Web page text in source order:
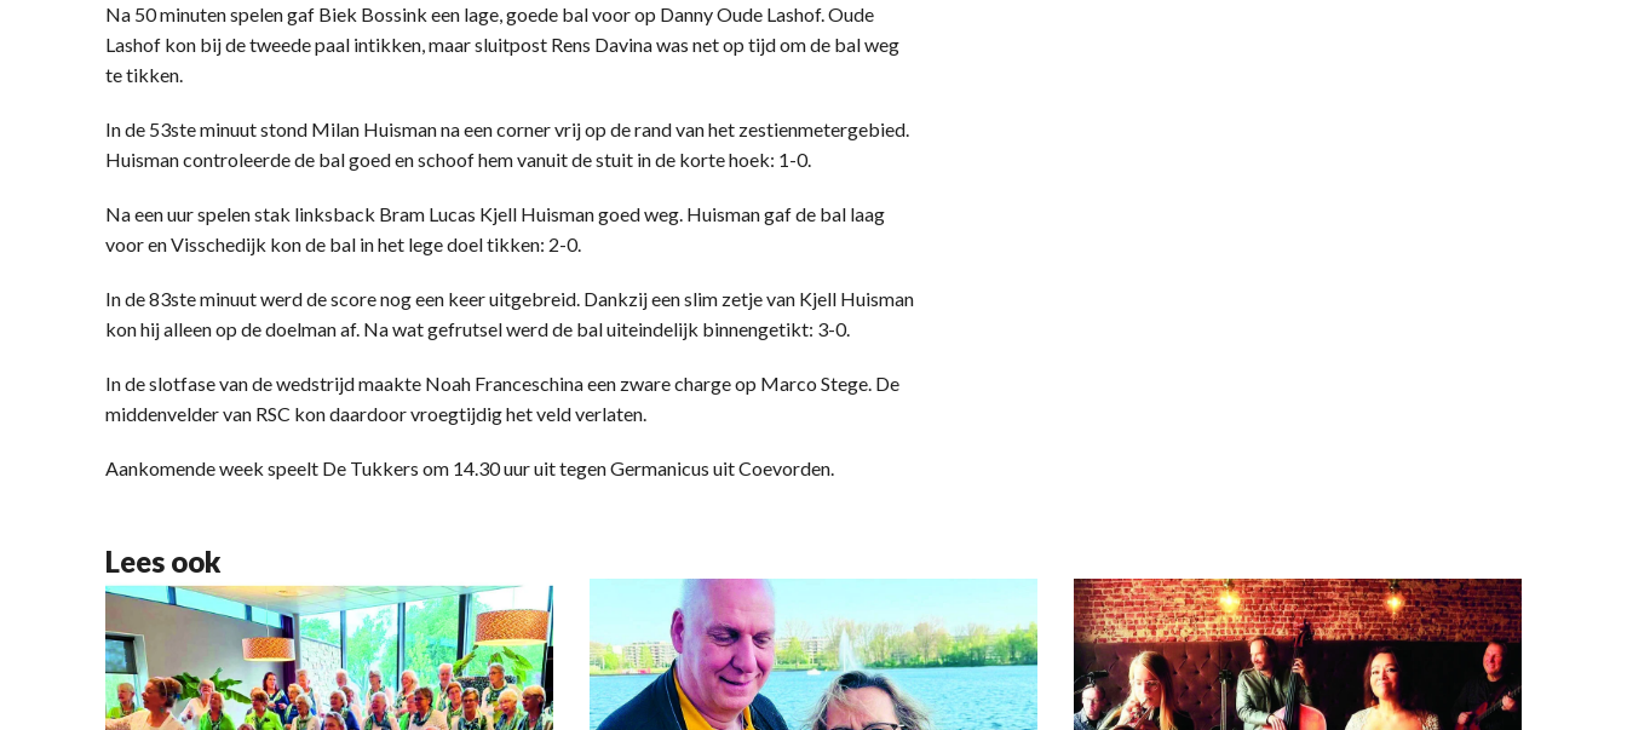
Na 50 minuten spelen gaf Biek Bossink een lage, goede bal voor op Danny Oude Lashof. Oude
Lashof kon bij de tweede paal intikken, maar sluitpost Rens Davina was net op tijd om de bal weg
te tikken.
In de 53ste minuut stond Milan Huisman na een corner vrij op de rand van het zestienmetergebied.
Huisman controleerde de bal goed en schoof hem vanuit de stuit in de korte hoek: 1-0.
Na een uur spelen stak linksback Bram Lucas Kjell Huisman goed weg. Huisman gaf de bal laag
voor en Visschedijk kon de bal in het lege doel tikken: 2-0.
In de 83ste minuut werd de score nog een keer uitgebreid. Dankzij een slim zetje van Kjell Huisman
kon hij alleen op de doelman af. Na wat gefrutsel werd de bal uiteindelijk binnengetikt: 3-0.
In de slotfase van de wedstrijd maakte Noah Franceschina een zware charge op Marco Stege. De
middenvelder van RSC kon daardoor vroegtijdig het veld verlaten.
Aankomende week speelt De Tukkers om 14.30 uur uit tegen Germanicus uit Coevorden.
Lees ook